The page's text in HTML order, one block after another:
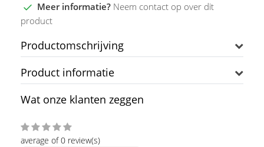
Meer informatie? Neem contact op over dit
product
Productomschrijving
Product informatie
Wat onze klanten zeggen
average of 0 review(s)